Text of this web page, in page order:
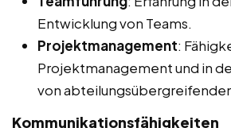
Entwicklung von Teams.
Projektmanagement:
Projektmanagement und in
von
Kommunikationsfähigkeiten